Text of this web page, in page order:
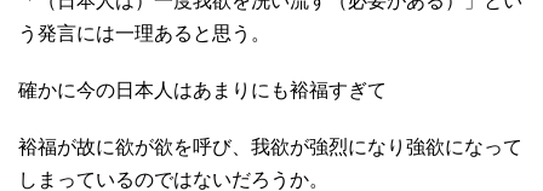
う発言には一理あると思う。
確かに今の日本人はあまりにも裕福すぎて
裕福が故に欲が欲を呼び、我欲が強烈になり強欲になって
しまっているのではないだろうか。